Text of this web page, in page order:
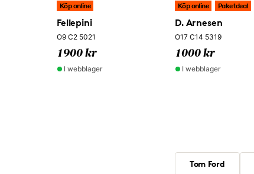
Köp online
Fellepini
O9 C2 5021
1900 kr
I webblager
Köp online Paketdeal
D. Arnesen
O17 C14 5319
1000 kr
I webblager
Tom Ford